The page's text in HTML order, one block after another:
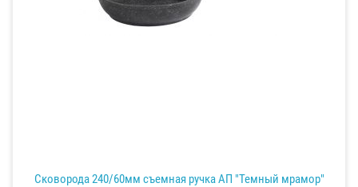
Сковорода 240/60мм съемная ручка АП "Темный мрамор"